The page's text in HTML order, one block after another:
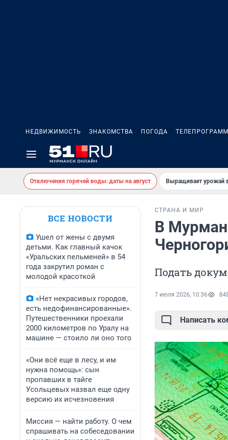
НЕДВИЖИМОСТЬ ЗНАКОМСТВА ПОГОДА
Отключения горячей воды: даты на август Выращивает урожай
ВСЕ НОВОСТИ
Ушел от жены с двумя
детьми. Как главный качок
«Уральских пельменей» в 54
года закрутил роман с
молодой красоткой
«Нет некрасивых городов,
есть недофинансированные».
Путешественники проехали
2000 километров по Уралу на
машине — стоило ли оно того
«Они всё еще в лесу, и им
нужна помощь»: сын
пропавших в тайге
Усольцевых назвал еще одну
версию их исчезновения
Миссия — найти работу. О чем
спрашивать на собеседовании
СТРАНА И МИР
В
Подать
7 июля 2026, 10:36
Написать